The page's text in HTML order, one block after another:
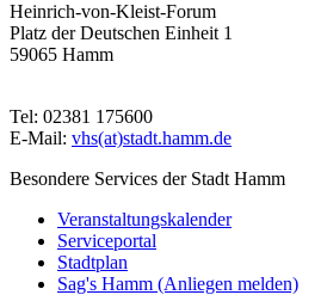
Heinrich-von-Kleist-Forum
Platz der Deutschen Einheit 1
59065 Hamm
Tel: 02381 175600
E-Mail: vhs(at)stadt.hamm.de
Besondere Services der Stadt Hamm
Veranstaltungskalender
Serviceportal
Stadtplan
Sag's Hamm (Anliegen melden)